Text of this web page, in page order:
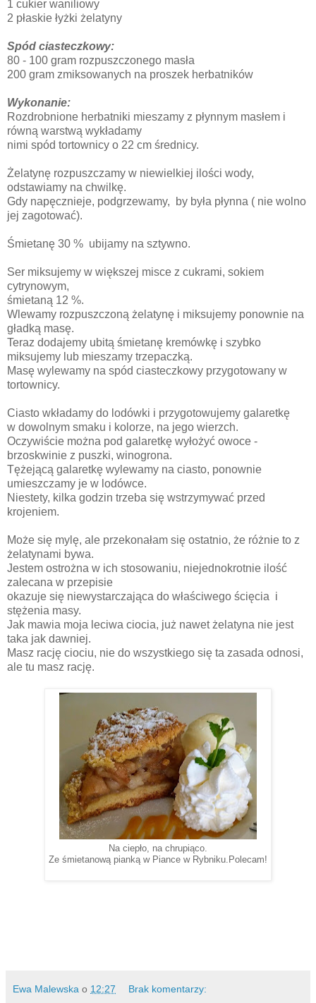
1 cukier waniliowy
2 płaskie łyżki żelatyny
Spód ciasteczkowy:
80 - 100 gram rozpuszczonego masła
200 gram zmiksowanych na proszek herbatników
Wykonanie:
Rozdrobnione herbatniki mieszamy z płynnym masłem i
równą warstwą wykładamy
nimi spód tortownicy o 22 cm średnicy.
Żelatynę rozpuszczamy w niewielkiej ilości wody,
odstawiamy na chwilkę.
Gdy napęcznieje, podgrzewamy, by była płynna ( nie wolno
jej zagotować).
Śmietanę 30 % ubijamy na sztywno.
Ser miksujemy w większej misce z cukrami, sokiem
cytrynowym,
śmietaną 12 %.
Wlewamy rozpuszczoną żelatynę i miksujemy ponownie na
gładką masę.
Teraz dodajemy ubitą śmietanę kremówkę i szybko
miksujemy lub mieszamy trzepaczką.
Masę wylewamy na spód ciasteczkowy przygotowany w
tortownicy.
Ciasto wkładamy do lodówki i przygotowujemy galaretkę
w dowolnym smaku i kolorze, na jego wierzch.
Oczywiście można pod galaretkę wyłożyć owoce -
brzoskwinie z puszki, winogrona.
Tężejącą galaretkę wylewamy na ciasto, ponownie
umieszczamy je w lodówce.
Niestety, kilka godzin trzeba się wstrzymywać przed
krojeniem.
Może się mylę, ale przekonałam się ostatnio, że różnie to z
żelatynami bywa.
Jestem ostrożna w ich stosowaniu, niejednokrotnie ilość
zalecana w przepisie
okazuje się niewystarczająca do właściwego ścięcia i
stężenia masy.
Jak mawia moja leciwa ciocia, już nawet żelatyna nie jest
taka jak dawniej.
Masz rację ciociu, nie do wszystkiego się ta zasada odnosi,
ale tu masz rację.
Na ciepło, na chrupiąco.
Ze śmietanową pianką w Piance w Rybniku.Polecam!
Ewa Malewska o 12:27 Brak komentarzy: